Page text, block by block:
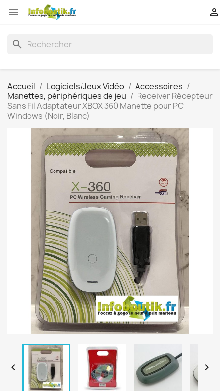
 
search
Accueil Logiciels/Jeux Vidéo
Accessoires
Manettes, périphériques de jeu
Receiver Récepteur
Sans Fil Adaptateur XBOX 360 Manette pour PC
Windows (Noir, Blanc)
 